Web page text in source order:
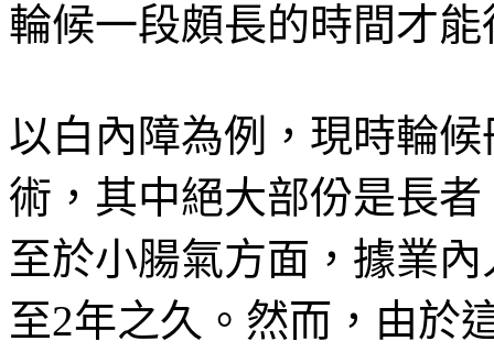
輪候一段頗長的時間才
以白內障為例，現時輪
術，其中絕大部份是長
至於小腸氣方面，據業
至2年之久。然而，由於